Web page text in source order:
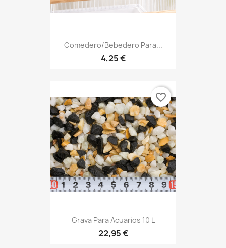
Comedero/Bebedero Para...
4,25 €
Grava Para Acuarios 10 L
22,95 €
favorite_border